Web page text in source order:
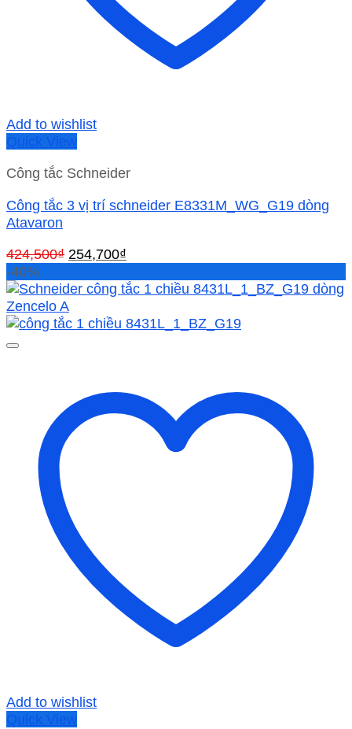
Add to wishlist
Quick View
Công tắc Schneider
Công tắc 3 vị trí schneider E8331M_WG_G19 dòng
Atavaron
424,500₫ Giá
là:
424,500₫.
254,700₫
tại
254,700₫.
-40%
Add to wishlist
Quick View